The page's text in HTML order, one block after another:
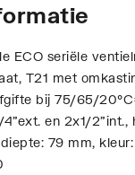
ECO seriële
T21 met
bij 75/65/
4"ext. en 2x1/2"int.,
79 mm,